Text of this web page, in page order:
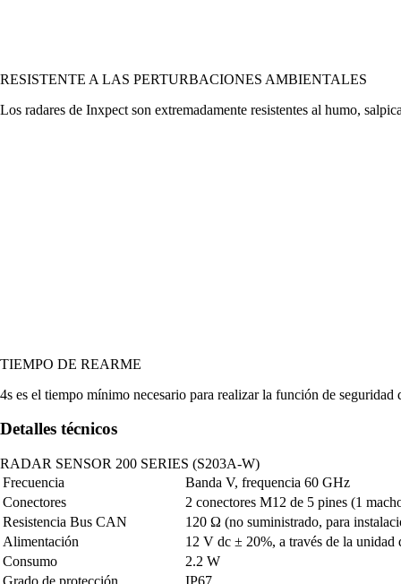
RESISTENTE A LAS PERTURBACIONES AMBIENTALES
Los radares de Inxpect son extremadamente resistentes al humo,
TIEMPO DE REARME
4s es el tiempo mínimo necesario para realizar la función de seguridad
Detalles técnicos
RADAR SENSOR 200 SERIES (S203A-W)
Frecuencia
Banda V, frequencia 60 GHz
Conectores
2 conectores M12 de 5 pines (1
Resistencia Bus CAN
120 Ω (no suministrado, para
Alimentación
12 V dc ± 20%, a través de la unidad
Consumo
2.2 W